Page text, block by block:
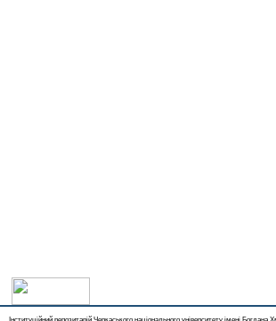
Інституційний репозитарій Черкаського національного університету імені